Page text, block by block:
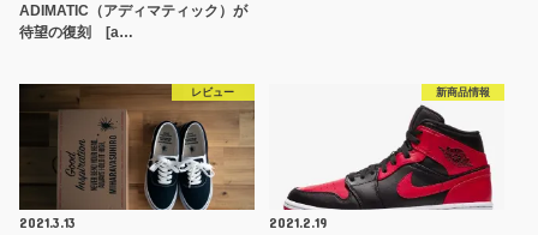
ADIMATIC（アディマティック）が
待望の復刻 [a…
レビュー
2021.3.13
新商品情報
2021.2.19